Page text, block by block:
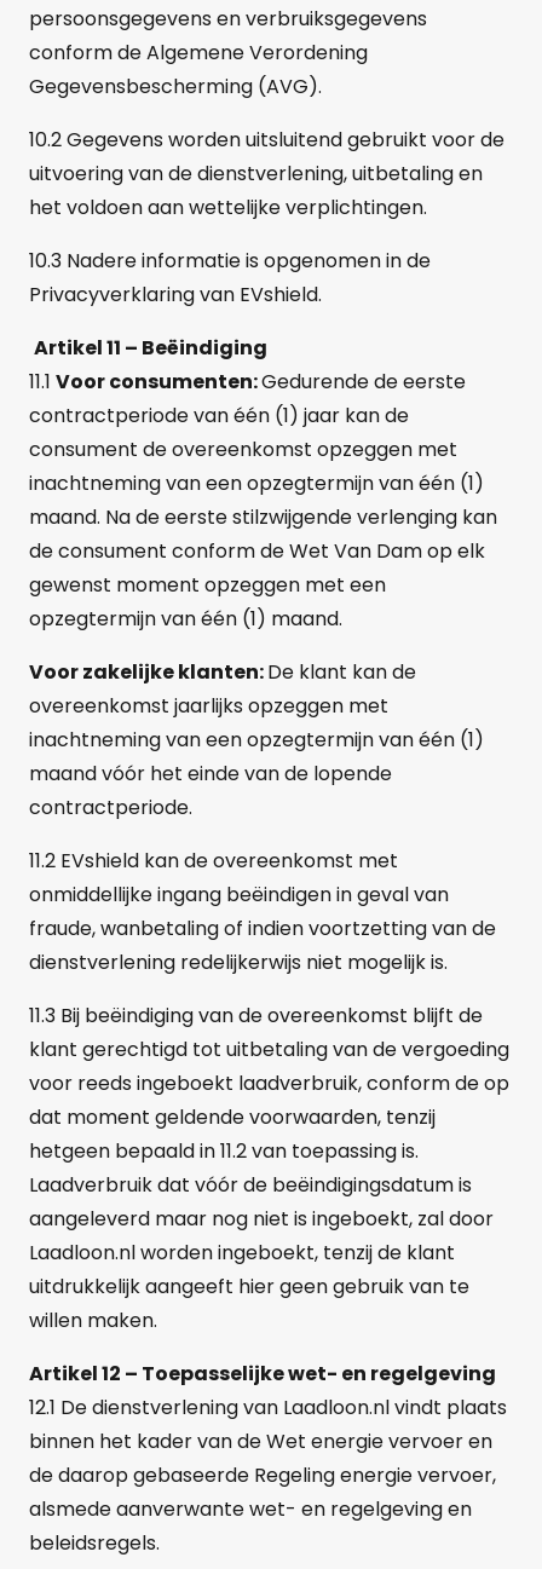
persoonsgegevens en verbruiksgegevens
conform de Algemene Verordening
Gegevensbescherming (AVG).
10.2 Gegevens worden uitsluitend gebruikt voor de
uitvoering van de dienstverlening, uitbetaling en
het voldoen aan wettelijke verplichtingen.
10.3 Nadere informatie is opgenomen in de
Privacyverklaring van EVshield.
Artikel 11 – Beëindiging
11.1 Voor consumenten:Gedurende de eerste
contractperiode van één (1) jaar kan de
consument de overeenkomst opzeggen met
inachtneming van een opzegtermijn van één (1)
maand. Na de eerste stilzwijgende verlenging kan
de consument conform de Wet Van Dam op elk
gewenst moment opzeggen met een
opzegtermijn van één (1) maand.
Voor zakelijke klanten:De klant kan de
overeenkomst jaarlijks opzeggen met
inachtneming van een opzegtermijn van één (1)
maand vóór het einde van de lopende
contractperiode.
11.2 EVshield kan de overeenkomst met
onmiddellijke ingang beëindigen in geval van
fraude, wanbetaling of indien voortzetting van de
dienstverlening redelijkerwijs niet mogelijk is.
11.3 Bij beëindiging van de overeenkomst blijft de
klant gerechtigd tot uitbetaling van de vergoeding
voor reeds ingeboekt laadverbruik, conform de op
dat moment geldende voorwaarden, tenzij
hetgeen bepaald in 11.2 van toepassing is.
Laadverbruik dat vóór de beëindigingsdatum is
aangeleverd maar nog niet is ingeboekt, zal door
Laadloon.nl worden ingeboekt, tenzij de klant
uitdrukkelijk aangeeft hier geen gebruik van te
willen maken.
Artikel 12 – Toepasselijke wet- en regelgeving
12.1 De dienstverlening van Laadloon.nl vindt plaats
binnen het kader van de Wet energie vervoer en
de daarop gebaseerde Regeling energie vervoer,
alsmede aanverwante wet- en regelgeving en
beleidsregels.